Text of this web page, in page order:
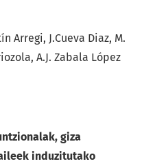
Arregi, J.Cueva Diaz, M.
A.J. Zabala López
giza
induzitutako